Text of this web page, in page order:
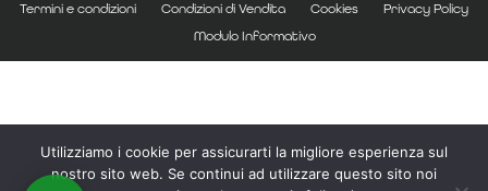
Termini e condizioni Condizioni di Vendita Cookies
Privacy Policy
Modulo Informativo
Utilizziamo i cookie per assicurarti la migliore esperienza sul
nostro sito web. Se continui ad utilizzare questo sito noi